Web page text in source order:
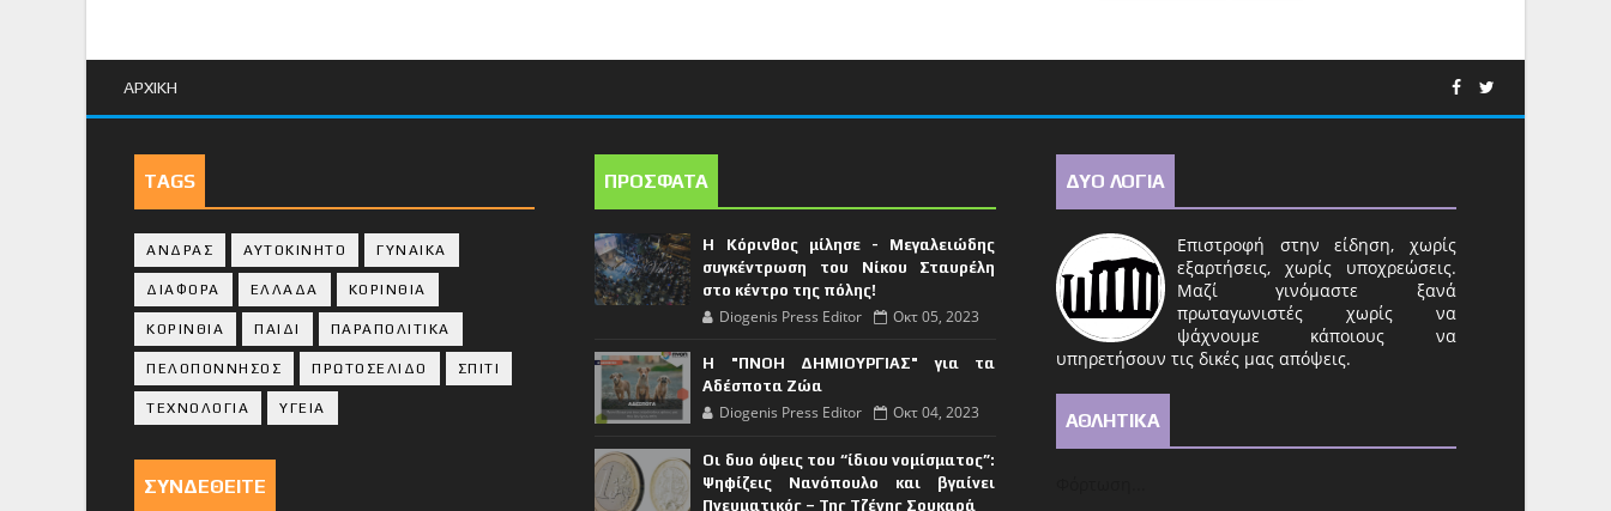
ΑΡΧΙΚΗ
TAGS
ΑΝΔΡΑΣ ΑΥΤΟΚΙΝΗΤΟ ΓΥΝΑΙΚΑ
ΔΙΑΦΟΡΑ ΕΛΛΑΔΑ ΚΟΡΙΝΘΙΑ
ΚΟΡΙΝΘΙA ΠΑΙΔΙ ΠΑΡΑΠΟΛΙΤΙΚΑ
ΠΕΛΟΠΟΝΝΗΣΟΣ ΠΡΩΤΟΣΕΛΙΔΟ ΣΠΙΤΙ
ΤΕΧΝΟΛΟΓΙΑ ΥΓΕΙΑ
ΣΥΝΔΕΘΕΙΤΕ
ΠΡΟΣΦΑΤΑ
Η Κόρινθος μίλησε - Μεγαλειώδης
συγκέντρωση του Νίκου Σταυρέλη
στο κέντρο της πόλης!
Diogenis Press Editor Οκτ 05, 2023
Η "ΠΝΟΗ ΔΗΜΙΟΥΡΓΙΑΣ" για τα
Αδέσποτα Ζώα
Diogenis Press Editor Οκτ 04, 2023
Οι δυο όψεις του “ίδιου νομίσματος”:
Ψηφίζεις Νανόπουλο και βγαίνει
Πνευματικός – Της Τζένης Σουκαρά
ΔΥΟ ΛΟΓΙΑ
Επιστροφή στην είδηση, χωρίς
εξαρτήσεις, χωρίς υποχρεώσεις.
Μαζί γινόμαστε ξανά
πρωταγωνιστές χωρίς να
ψάχνουμε κάποιους να
υπηρετήσουν τις δικές μας απόψεις.
ΑΘΛΗΤΙΚΑ